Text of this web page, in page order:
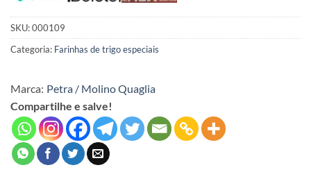
SKU:000109
Categoria: Farinhas de trigo especiais
Marca: Petra / Molino Quaglia
Compartilhe e salve!